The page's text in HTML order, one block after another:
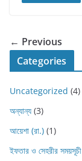
← Previous
Categories
Uncategorized (4)
অন্যান্য (3)
আয়েশা (রা.) (1)
ইফতার ও সেহরীর সময়সূচী